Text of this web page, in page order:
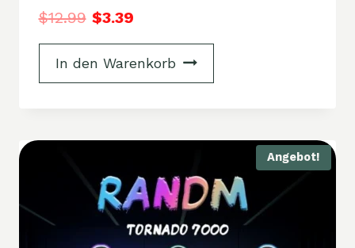
$12.99 $3.39
In den Warenkorb
Angebot!